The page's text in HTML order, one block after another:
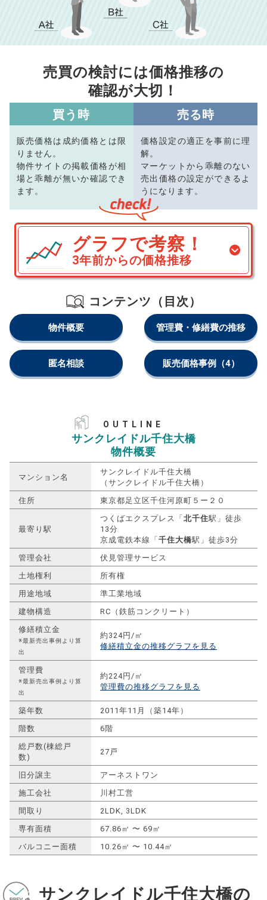
売買の検討には価格推移の
確認が大切！
買う時
販売価格は成約価格とは限
りません。
物件サイトの掲載価格が相
場と乖離が無いか確認でき
ます。
売る時
価格設定の適正を事前に理
解。
マーケットから乖離のない
売出価格の設定ができるよ
うになります。
グラフで考察！
3年前からの価格推移
コンテンツ（目次）
物件概要 管理費・修繕費の推移
匿名相談 販売価格事例 （4）
OUTLINE
サンクレイドル千住大橋
物件概要
マンション名
サンクレイドル千住大橋
（サンクレイドル千住大橋）
住所
東京都足立区千住河原町５ー２０
最寄り駅
つくばエクスプレス「北千住駅」徒歩
13分
京成電鉄本線「千住大橋駅」徒歩3分
管理会社
伏見管理サービス
土地権利
所有権
用途地域
準工業地域
建物構造
RC（鉄筋コンクリート）
修繕積立金
※最新売出事例より算
出
約324円/㎡
修繕積立金の推移グラフを見る
管理費
※最新売出事例より算
出
約224円/㎡
管理費の推移グラフを見る
築年数
2011年11月（築14年）
階数
6階
総戸数(棟総戸
数)
27戸
旧分譲主
アーネストワン
施工会社
川村工営
間取り
2LDK, 3LDK
専有面積
67.86㎡ 〜 69㎡
バルコニー面積
10.26㎡ 〜 10.44㎡
サンクレイドル千住大橋の